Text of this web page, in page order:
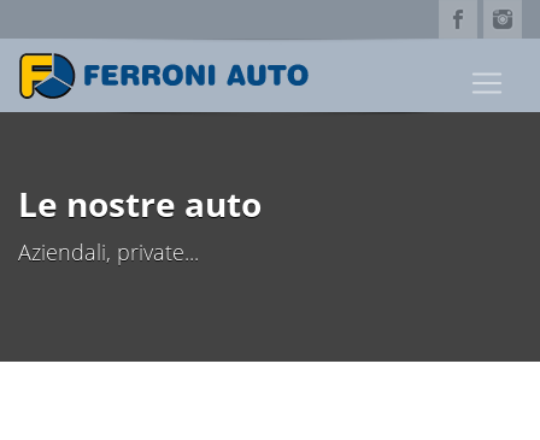
Le nostre auto
Aziendali, private...